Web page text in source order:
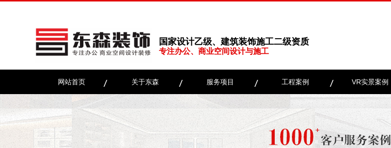
国家设计乙级、建筑装饰施工二级资质
专注办公、商业空间设计与施工
网站首页 关于东森 服务项目 工程案例 VR实景案例